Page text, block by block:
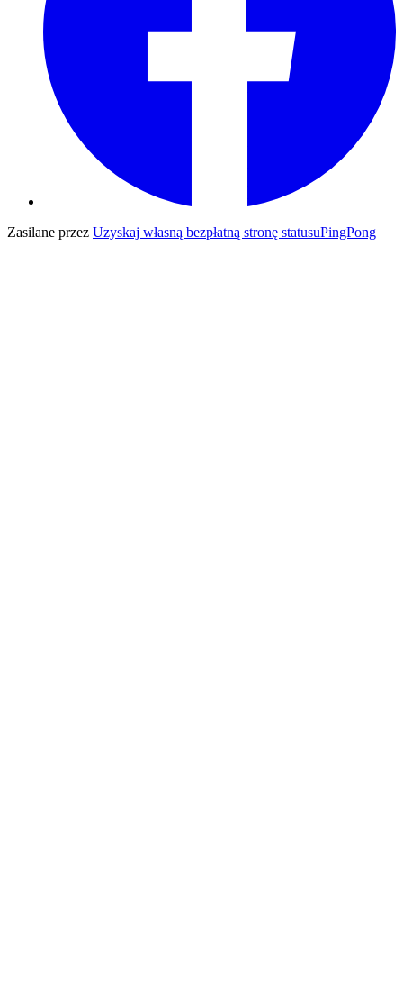
Zasilane przez Uzyskaj własną bezpłatną stronę statusuPingPong